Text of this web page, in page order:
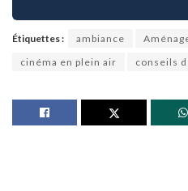
Étiquettes : ambiance
cinéma en plein air
conseils